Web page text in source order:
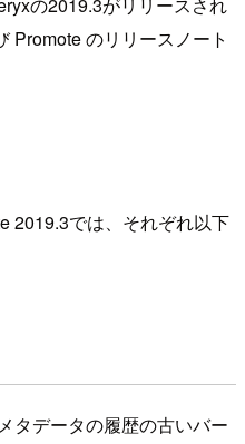
Promote のリリースノート
2019.3では、それぞれ以下
タデータの履歴の古いバー